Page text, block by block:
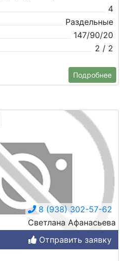
4
Раздельные
147/90/20
2 / 2
Подробнее
8 (938) 302-57-62
Светлана Афанасьева
Отправить заявку